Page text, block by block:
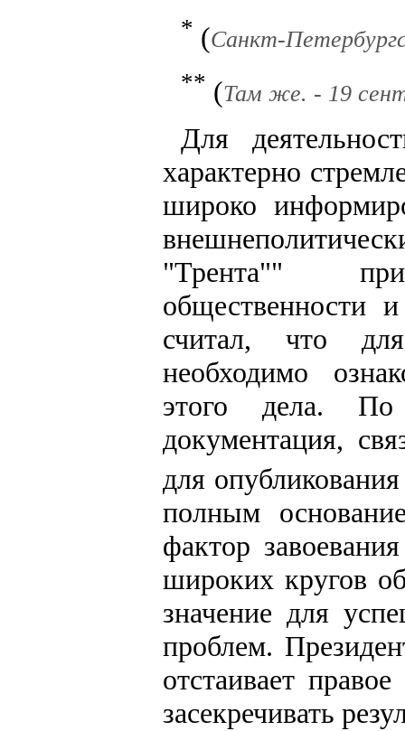
* (Санкт-
** (Там же. - 19
Для
характерно
широко
"Трента""
считал, что для
необходимо
этого дела. По
документация,
для
полным
фактор
широких кругов
значение для
проблем.
отстаивает
засекречивать